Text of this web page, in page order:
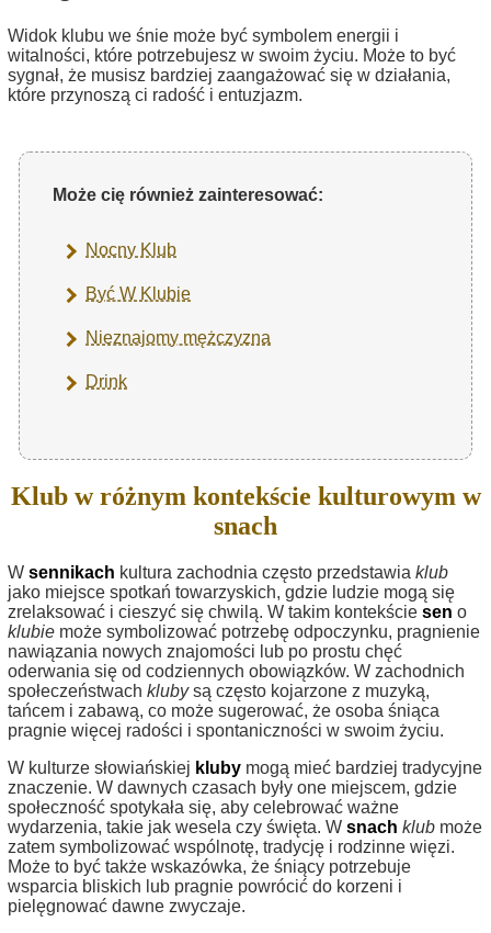
Widok klubu we śnie może być symbolem energii i
witalności, które potrzebujesz w swoim życiu. Może to być
sygnał, że musisz bardziej zaangażować się w działania,
które przynoszą ci radość i entuzjazm.
Może cię również zainteresować:
Nocny Klub
Być W Klubie
Nieznajomy mężczyzna
Drink
Klub w różnym kontekście kulturowym w
snach
W sennikach kultura zachodnia często przedstawia klub
jako miejsce spotkań towarzyskich, gdzie ludzie mogą się
zrelaksować i cieszyć się chwilą. W takim kontekście sen o
klubie może symbolizować potrzebę odpoczynku, pragnienie
nawiązania nowych znajomości lub po prostu chęć
oderwania się od codziennych obowiązków. W zachodnich
społeczeństwach klubysą często kojarzone z muzyką,
tańcem i zabawą, co może sugerować, że osoba śniąca
pragnie więcej radości i spontaniczności w swoim życiu.
W kulturze słowiańskiej kluby mogą mieć bardziej tradycyjne
znaczenie. W dawnych czasach były one miejscem, gdzie
społeczność spotykała się, aby celebrować ważne
wydarzenia, takie jak wesela czy święta. W snach klub może
zatem symbolizować wspólnotę, tradycję i rodzinne więzi.
Może to być także wskazówka, że śniący potrzebuje
wsparcia bliskich lub pragnie powrócić do korzeni i
pielęgnować dawne zwyczaje.